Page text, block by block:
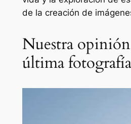
de la creación de
Nuestra
última fotografía